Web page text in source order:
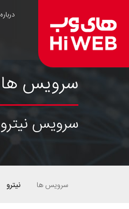
سرویس ها
سرویس نیترو
سرویس ها نیترو